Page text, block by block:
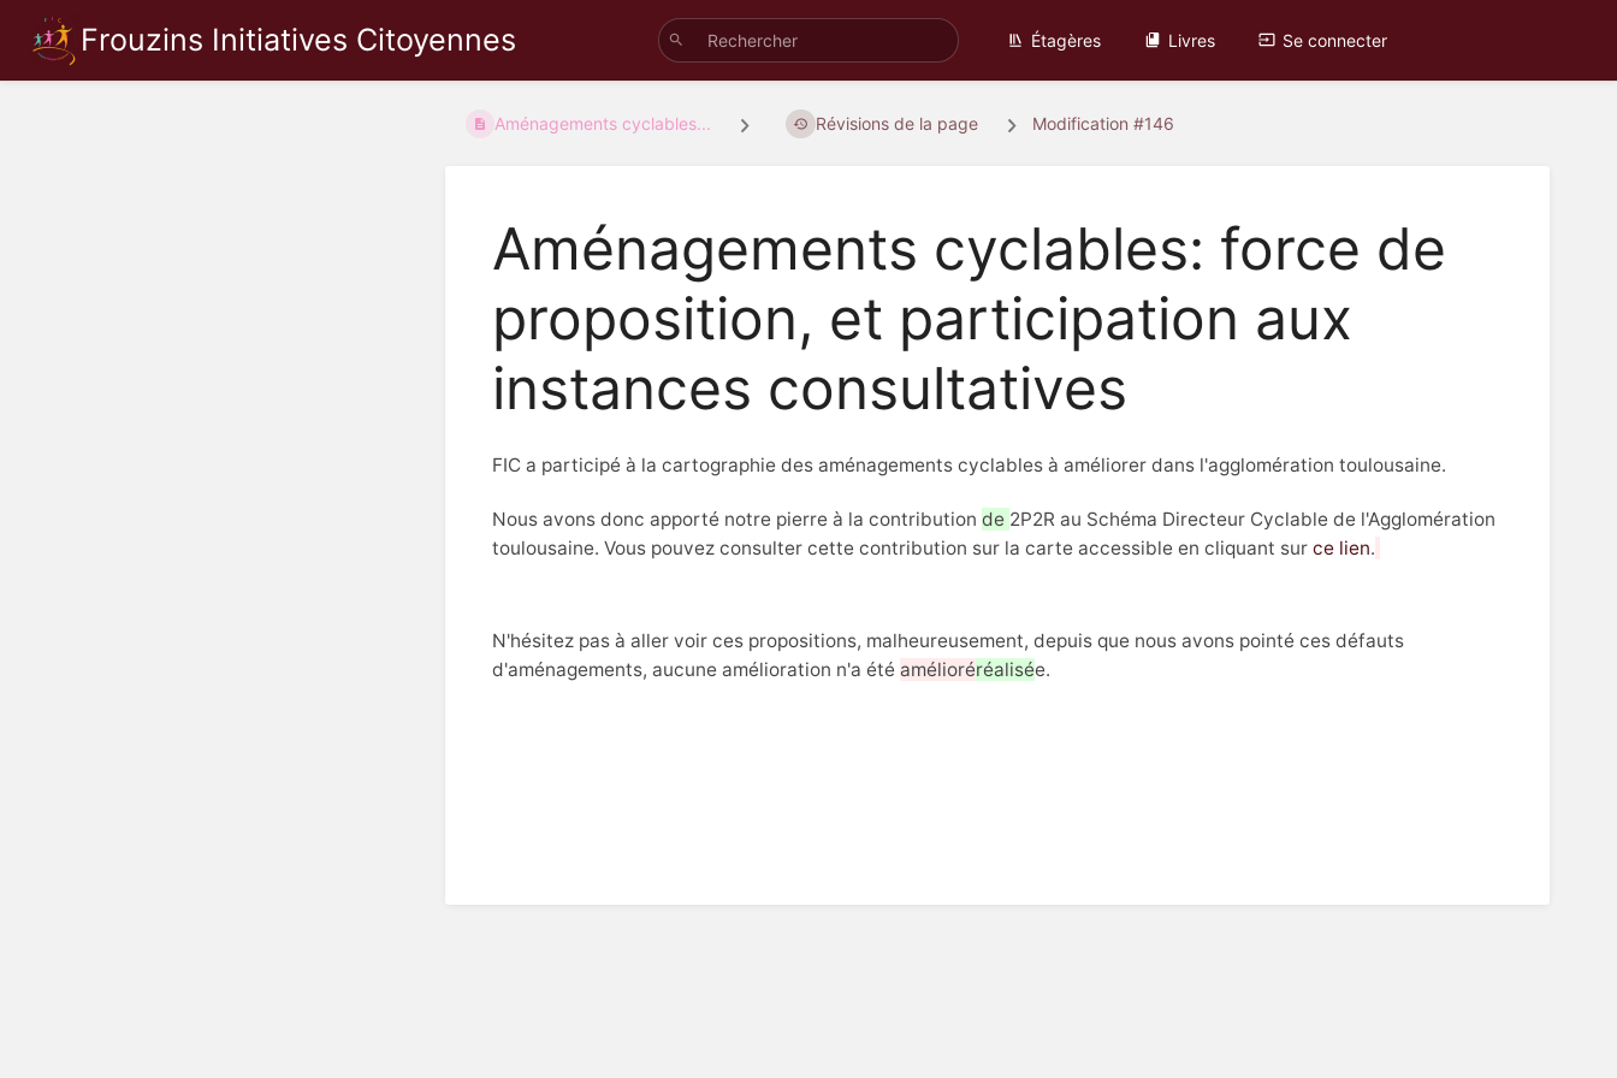
Frouzins Initiatives Citoyennes Étagères Livres Se connecter
Aménagements cyclables... Révisions de la page Modification #146
Aménagements cyclables: force de
proposition, et participation aux
instances consultatives
FIC a participé à la cartographie des aménagements cyclables à améliorer dans l'agglomération toulousaine.
Nous avons donc apporté notre pierre à la contribution de 2P2R au Schéma Directeur Cyclable de l'Agglomération
toulousaine. Vous pouvez consulter cette contribution sur la carte accessible en cliquant sur ce lien.
N'hésitez pas à aller voir ces propositions, malheureusement, depuis que nous avons pointé ces défauts
d'aménagements, aucune amélioration n'a été amélioréréalisée.